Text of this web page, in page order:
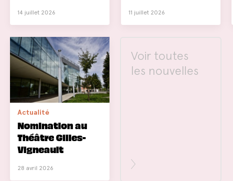
14 juillet 2026 11 juillet 2026
Actualité
Nomination au
Théâtre Gilles-
Vigneault
28 avril 2026
Voir toutes
les nouvelles